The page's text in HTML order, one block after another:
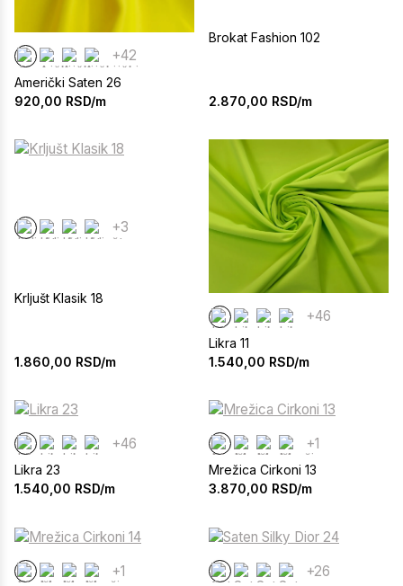
+42
Američki Saten 26
920,00 RSD/m
Brokat Fashion 102
2.870,00 RSD/m
+3
Krljušt Klasik 18
1.860,00 RSD/m
+46
Likra 11
1.540,00 RSD/m
+46
Likra 23
1.540,00 RSD/m
+1
Mrežica Cirkoni 13
3.870,00 RSD/m
+1 +26